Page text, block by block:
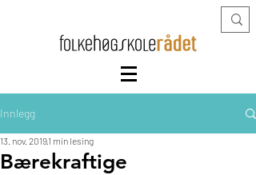
Innlegg
Bærekraftige
13. nov. 20191 min lesing